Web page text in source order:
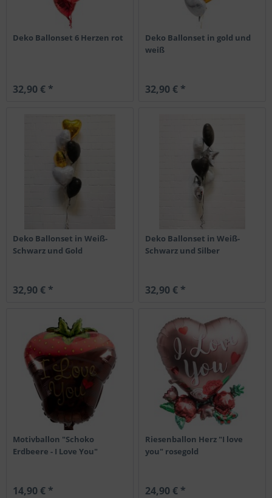
Deko Ballonset 6 Herzen rot
32,90 € *
Deko Ballonset in gold und
weiß
32,90 € *
Deko Ballonset in Weiß-
Schwarz und Gold
32,90 € *
Deko Ballonset in Weiß-
Schwarz und Silber
32,90 € *
Motivballon "Schoko
Erdbeere - I Love You"
14,90 € *
Riesenballon Herz "I love
you" rosegold
24,90 € *